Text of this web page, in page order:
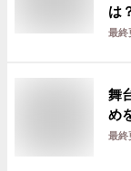
は
最終
舞
め
最終